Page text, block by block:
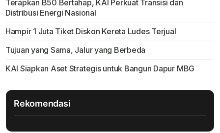
Terapkan B50 Bertahap, KAI Perkuat Transisi dan
Distribusi Energi Nasional
Hampir 1 Juta Tiket Diskon Kereta Ludes Terjual
Tujuan yang Sama, Jalur yang Berbeda
KAI Siapkan Aset Strategis untuk Bangun Dapur MBG
Rekomendasi